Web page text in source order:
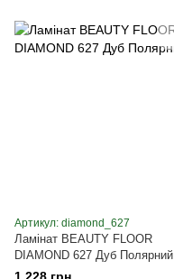
Артикул: diamond_627
Ламінат BEAUTY FLOOR
DIAMOND 627 Дуб Полярний
1 228 грн